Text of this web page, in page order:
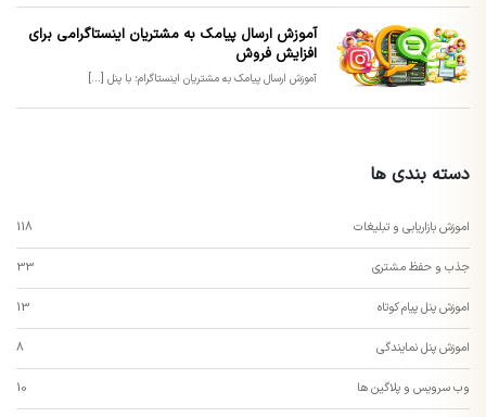
آموزش ارسال پیامک به مشتریان اینستاگرامی برای
افزایش فروش
آموزش ارسال پیامک به مشتریان اینستاگرام؛ با پنل [...]
دسته بندی ها
اموزش بازاریابی و تبلیغات 118
جذب و حفظ مشتری 33
اموزش پنل پیام کوتاه 13
اموزش پنل نمایندگی 8
وب سرویس و پلاگین ها 10